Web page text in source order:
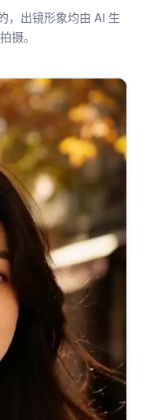
，出镜形象均由 AI 生
摄。